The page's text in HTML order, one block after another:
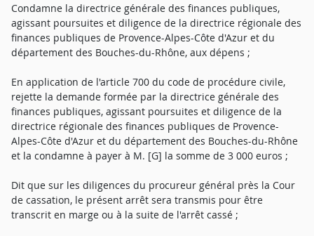
Condamne la directrice générale des finances publiques,
agissant poursuites et diligence de la directrice régionale des
finances publiques de Provence-Alpes-Côte d'Azur et du
département des Bouches-du-Rhône, aux dépens ;
En application de l'article 700 du code de procédure civile,
rejette la demande formée par la directrice générale des
finances publiques, agissant poursuites et diligence de la
directrice régionale des finances publiques de Provence-
Alpes-Côte d'Azur et du département des Bouches-du-Rhône
et la condamne à payer à M. [G] la somme de 3 000 euros ;
Dit que sur les diligences du procureur général près la Cour
de cassation, le présent arrêt sera transmis pour être
transcrit en marge ou à la suite de l'arrêt cassé ;